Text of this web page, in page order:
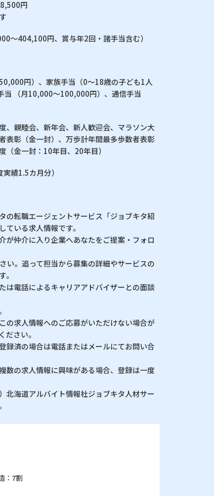
円
〜404,100円、賞与年2回・諸手当含む）
円）、家族手当（0〜18歳の子ども1人
当 （月10,000〜100,000円）、通信手当
、親睦会、新年会、新人歓迎会、マラソン大
表彰（金一封）、万歩計年間最多歩数者表彰
（金一封：10年目、20年目）
績1.5カ月分）
の転職エージェントサービス「ジョブキタ紹
ている求人情報です。
が仲介に入り企業へあなたをご提案・フォロ
い。追って担当から募集の詳細やサービスの
。
は電話によるキャリアアドバイザーとの面談
の求人情報へのご応募がいただけない場合が
ださい。
録済の場合は電話またはメールにてお問い合
数の求人情報に興味がある場合、登録は一度
北海道アルバイト情報社ジョブキタ人材サー
：7割